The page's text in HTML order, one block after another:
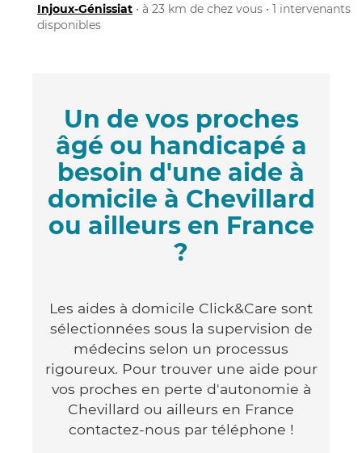
Injoux-Génissiat • à 23 km de chez vous • 1 intervenants
disponibles
Un de vos proches
âgé ou handicapé a
besoin d'une aide à
domicile à Chevillard
ou ailleurs en France
?
Les aides à domicile Click&Care sont
sélectionnées sous la supervision de
médecins selon un processus
rigoureux. Pour trouver une aide pour
vos proches en perte d'autonomie à
Chevillard ou ailleurs en France
contactez-nous par téléphone !